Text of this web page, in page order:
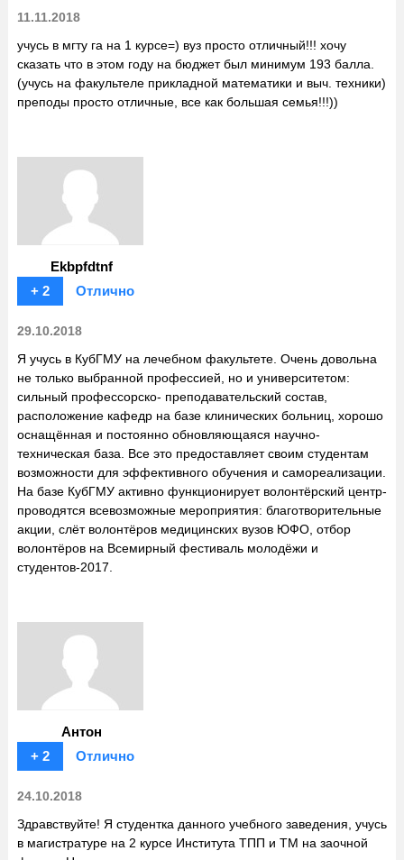
11.11.2018
учусь в мгту га на 1 курсе=) вуз просто отличный!!! хочу
сказать что в этом году на бюджет был минимум 193 балла.
(учусь на факультеле прикладной математики и выч. техники)
преподы просто отличные, все как большая семья!!!))
Ekbpfdtnf
+ 2
Отлично
29.10.2018
Я учусь в КубГМУ на лечебном факультете. Очень довольна
не только выбранной профессией, но и университетом:
сильный профессорско- преподавательский состав,
расположение кафедр на базе клинических больниц, хорошо
оснащённая и постоянно обновляющаяся научно-
техническая база. Все это предоставляет своим студентам
возможности для эффективного обучения и самореализации.
На базе КубГМУ активно функционирует волонтёрский центр-
проводятся всевозможные мероприятия: благотворительные
акции, слёт волонтёров медицинских вузов ЮФО, отбор
волонтёров на Всемирный фестиваль молодёжи и
студентов-2017.
Антон
+ 2
Отлично
24.10.2018
Здравствуйте! Я студентка данного учебного заведения, учусь
в магистратуре на 2 курсе Института ТПП и ТМ на заочной